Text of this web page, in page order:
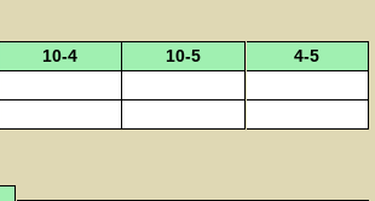
10-4 10-5
4-5